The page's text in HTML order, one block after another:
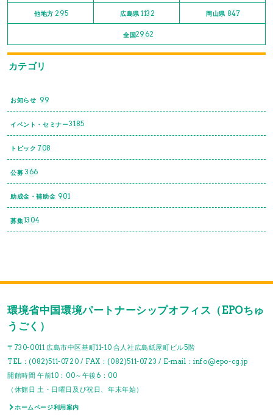
他地方 295 広島県 1132 岡山県 847
全国2962
カテゴリ
お知らせ 99
イベント・セミナー3185
トピック 708
公募 366
助成金・補助金 901
募集1304
環境省中国環境パートナーシップオフィス（EPOちゅ
うごく）
〒730-0011 広島市中区基町11-10 合人社広島紙屋町ビル5階
TEL：(082)511-0720 / FAX：(082)511-0723 / E-mail：info@epo-cg.jp
開館時間 午前10：00～午後6：00
（休館日 土・日曜日及び祝日、年末年始）
ホームページ利用案内